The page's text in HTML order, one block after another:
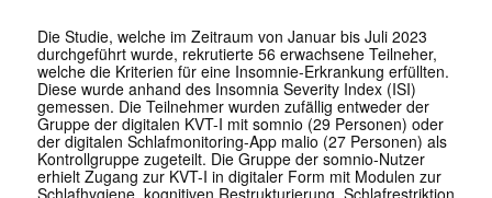
Die Studie, welche im Zeitraum von Januar bis Juli 2023
durchgeführt wurde, rekrutierte 56 erwachsene Teilneher,
welche die Kriterien für eine Insomnie-Erkrankung erfüllten.
Diese wurde anhand des Insomnia Severity Index (ISI)
gemessen. Die Teilnehmer wurden zufällig entweder der
Gruppe der digitalen KVT-I mit somnio (29 Personen) oder
der digitalen Schlafmonitoring-App malio (27 Personen) als
Kontrollgruppe zugeteilt. Die Gruppe der somnio-Nutzer
erhielt Zugang zur KVT-I in digitaler Form mit Modulen zur